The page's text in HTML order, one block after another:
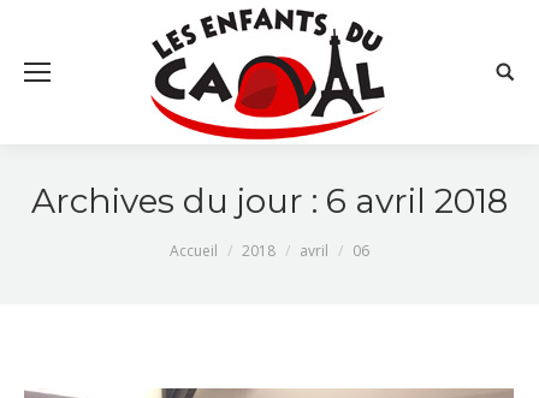
Archives du jour : 6 avril 2018
Accueil 2018 avril 06